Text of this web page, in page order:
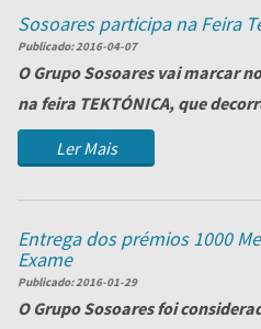
Sosoares participa na Feira
Publicado:2016-04-07
O Grupo Sosoaresvai marcar
na feira TEKTÓNICA, que
Ler Mais
Entrega dos prémios 1000
Exame
Publicado:2016-01-29
O Grupo Sosoares foi